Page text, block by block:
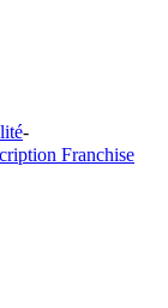
-
Franchise